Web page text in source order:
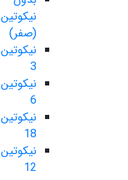
نیکوتین
(صفر)
نیکوتین
3
نیکوتین
6
نیکوتین
18
نیکوتین
12